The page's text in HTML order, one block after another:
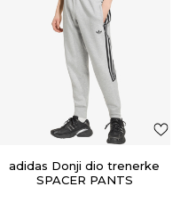
adidas Donji dio trenerke
SPACER PANTS